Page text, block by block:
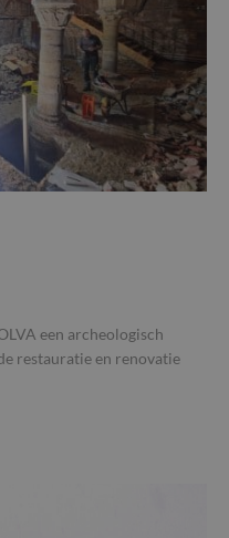
een archeologisch
restauratie en renovatie